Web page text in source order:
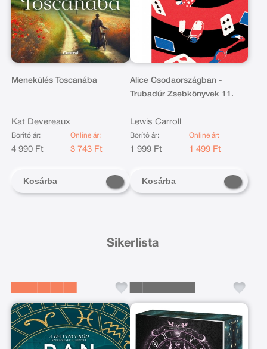
Menekülés Toscanába
Kat Devereaux
Borító ár:
4 990 Ft
Online ár:
3 743 Ft
Kosárba
Alice Csodaországban -
Trubadúr Zsebkönyvek 11.
Lewis Carroll
Borító ár:
1 999 Ft
Online ár:
1 499 Ft
Kosárba
Sikerlista